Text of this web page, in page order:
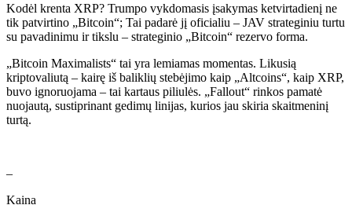
Kodėl krenta XRP? Trumpo vykdomasis įsakymas ketvirtadienį ne
tik patvirtino „Bitcoin“; Tai padarė jį oficialiu – JAV strateginiu turtu
su pavadinimu ir tikslu – strateginio „Bitcoin“ rezervo forma.
„Bitcoin Maximalists“ tai yra lemiamas momentas. Likusią
kriptovaliutą – kairę iš baliklių stebėjimo kaip „Altcoins“, kaip XRP,
buvo ignoruojama – tai kartaus piliulės. „Fallout“ rinkos pamatė
nuojautą, sustiprinant gedimų linijas, kurios jau skiria skaitmeninį
turtą.
–
Kaina